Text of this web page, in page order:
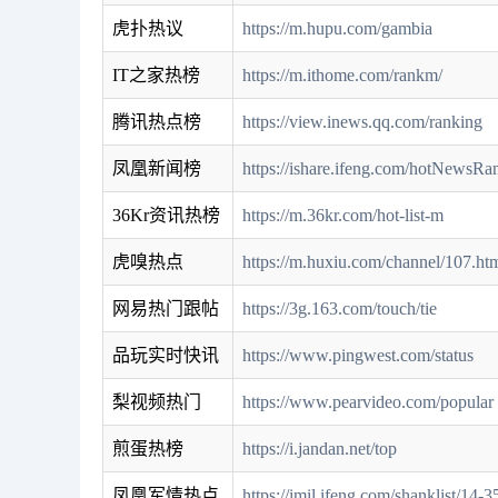
虎扑热议 https://m.hupu.com/gambia
IT之家热榜 https://m.ithome.com/rankm/
腾讯热点榜 https://view.inews.qq.com/ranking
凤凰新闻榜 https://ishare.ifeng.com/
36Kr资讯热榜 https://m.36kr.com/hot-list-m
虎嗅热点 https://m.huxiu.com/channel/
网易热门跟帖 https://3g.163.com/touch/tie
品玩实时快讯 https://www.pingwest.com/status
梨视频热门 https://www.pearvideo.com/popular
煎蛋热榜 https://i.jandan.net/top